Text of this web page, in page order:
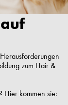
zum Hair &
Hier kommen sie: